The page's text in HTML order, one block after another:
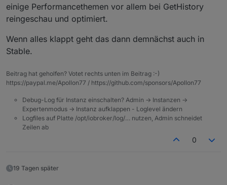
einige Performancethemen vor allem bei GetHistory
reingeschau und optimiert.
Wenn alles klappt geht das dann demnächst auch in
Stable.
Beitrag hat geholfen? Votet rechts unten im Beitrag :-)
https://paypal.me/Apollon77 / https://github.com/sponsors/Apollon77
Debug-Log für Instanz einschalten? Admin -> Instanzen ->
Expertenmodus -> Instanz aufklappen - Loglevel ändern
Logfiles auf Platte /opt/iobroker/log/… nutzen, Admin schneidet
Zeilen ab
0
19 Tagen später